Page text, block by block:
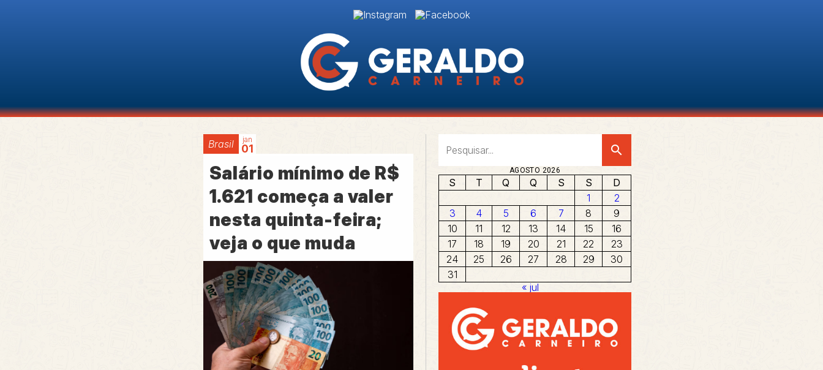
Brasil 01
jan
Salário mínimo de R$
1.621 começa a valer
nesta quinta-feira;
veja o que muda
search
AGOSTO 2026
S T Q Q S S
D
1
2
3
4 5 6 7 8
9
10
11 12 13 14 15
16
17
18 19 20 21 22
23
24
25 26 27 28 29
30
31
« jul